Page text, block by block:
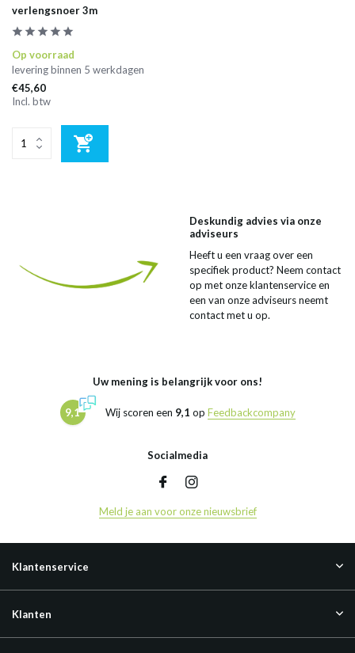
verlengsnoer 3m
Op voorraad
levering binnen 5 werkdagen
€45,60
Incl. btw
Deskundig advies via onze
adviseurs
Heeft u een vraag over een
specifiek product? Neem contact
op met onze klantenservice en
een van onze adviseurs neemt
contact met u op.
Uw mening is belangrijk voor ons!
9,1 Wij scoren een 9,1 op Feedbackcompany
Socialmedia
Meld je aan voor onze nieuwsbrief
Klantenservice
Klanten